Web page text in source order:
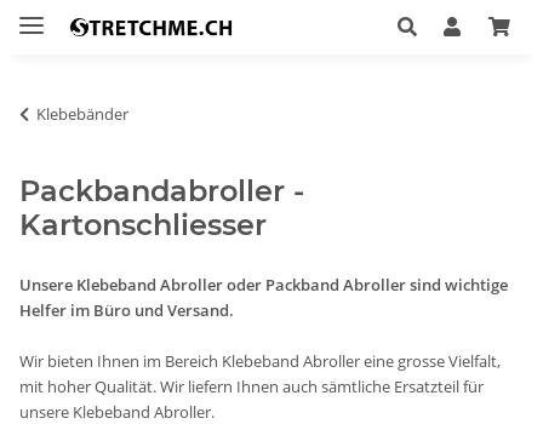
Klebebänder
Packbandabroller -
Kartonschliesser
Unsere Klebeband Abroller oder Packband Abroller sind wichtige
Helfer im Büro und Versand.
Wir bieten Ihnen im Bereich Klebeband Abroller eine grosse Vielfalt,
mit hoher Qualität. Wir liefern Ihnen auch sämtliche Ersatzteil für
unsere Klebeband Abroller.